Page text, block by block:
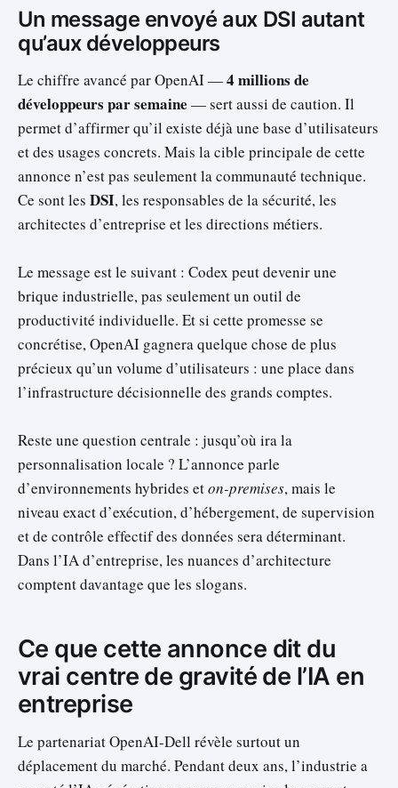
Un message envoyé aux DSI autant
qu’aux développeurs
Le chiffre avancé par OpenAI —4 millions de
développeurs par semaine — sert aussi de caution. Il
permet d’affirmer qu’il existe déjà une base d’utilisateurs
et des usages concrets. Mais la cible principale de cette
annonce n’est pas seulement la communauté technique.
Ce sont les DSI, les responsables de la sécurité, les
architectes d’entreprise et les directions métiers.
Le message est le suivant : Codex peut devenir une
brique industrielle, pas seulement un outil de
productivité individuelle. Et si cette promesse se
concrétise, OpenAI gagnera quelque chose de plus
précieux qu’un volume d’utilisateurs : une place dans
l’infrastructure décisionnelle des grands comptes.
Reste une question centrale : jusqu’où ira la
personnalisation locale ? L’annonce parle
d’environnements hybrides eton-premises, mais le
niveau exact d’exécution, d’hébergement, de supervision
et de contrôle effectif des données sera déterminant.
Dans l’IA d’entreprise, les nuances d’architecture
comptent davantage que les slogans.
Ce que cette annonce dit du
vrai centre de gravité de l’IA en
entreprise
Le partenariat OpenAI-Dell révèle surtout un
déplacement du marché. Pendant deux ans, l’industrie a